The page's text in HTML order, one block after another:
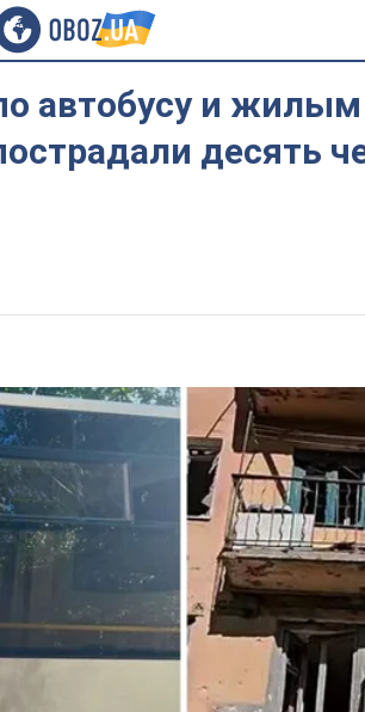
автобусу и жилым
десять